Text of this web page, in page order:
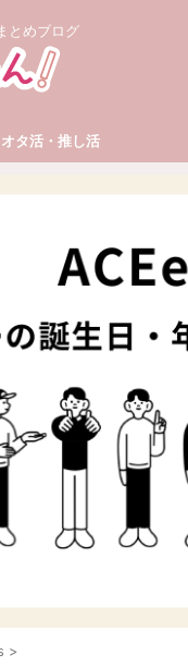
とめブログ
オタ活・推し活
>